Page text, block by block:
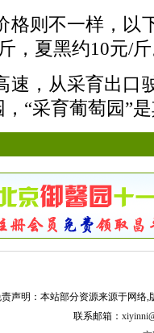
则不一样，以
，夏黑约10元/
，从采育出口
“采育葡萄园”
声明：本站部分资源来源于网络
联系邮箱：